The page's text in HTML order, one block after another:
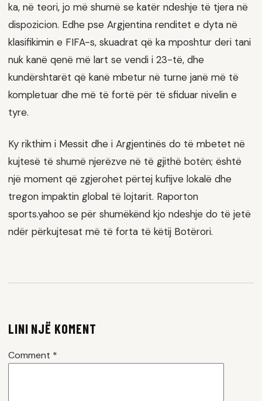
ka, në teori, jo më shumë se katër ndeshje të tjera në
dispozicion. Edhe pse Argjentina renditet e dyta në
klasifikimin e FIFA-s, skuadrat që ka mposhtur deri tani
nuk kanë qenë më lart se vendi i 23-të, dhe
kundërshtarët që kanë mbetur në turne janë më të
kompletuar dhe më të fortë për të sfiduar nivelin e
tyre.
Ky rikthim i Messit dhe i Argjentinës do të mbetet në
kujtesë të shumë njerëzve në të gjithë botën; është
një moment që zgjerohet përtej kufijve lokalë dhe
tregon impaktin global të lojtarit. Raporton
sports.yahoo se për shumëkënd kjo ndeshje do të jetë
ndër përkujtesat më të forta të këtij Botërori.
LINI NJË KOMENT
Comment *